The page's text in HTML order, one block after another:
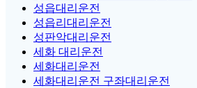
성읍대리운전
성읍리대리운전
성판악대리운전
세화 대리운전
세화대리운전
세화대리운전 구좌대리운전